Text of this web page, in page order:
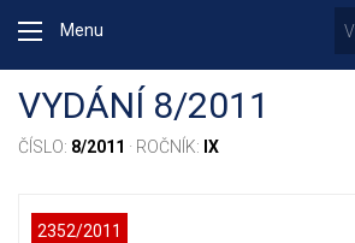
Menu
VYDÁNÍ 8/2011
ČÍSLO: 8/2011 · ROČNÍK: IX
2352/2011